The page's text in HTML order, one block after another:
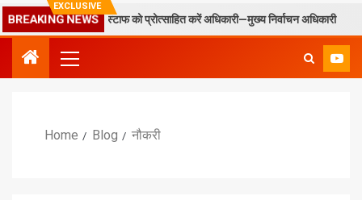
EXCLUSIVE
BREAKING NEWS
और फील्ड स्टाफ को प्रोत्साहित करें अधिकारी—मुख्य निर्वाचन अधिकारी
Home Blog नौकरी